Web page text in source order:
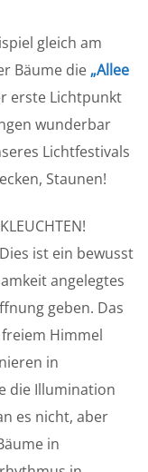
gleich am
Bäume die „Allee
erste Lichtpunkt
wunderbar
Lichtfestivals
Staunen!
ist ein bewusst
angelegtes
geben. Das
Himmel
in
die Illumination
es nicht, aber
in